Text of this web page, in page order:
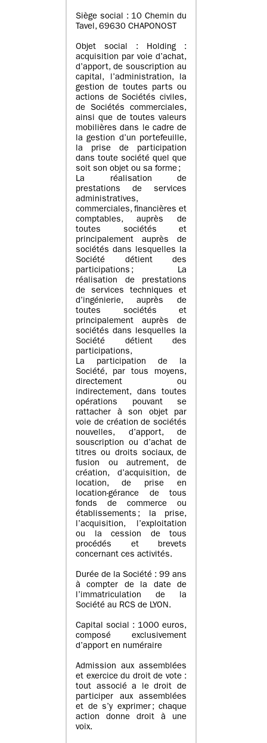
Siège social : 10 Chemin du
Tavel, 69630 CHAPONOST
Objet social : Holding :
acquisition par voie d’achat,
d’apport, de souscription au
capital, l’administration, la
gestion de toutes parts ou
actions de Sociétés civiles,
de Sociétés commerciales,
ainsi que de toutes valeurs
mobilières dans le cadre de
la gestion d’un portefeuille,
la prise de participation
dans toute société quel que
soit son objet ou sa forme ;
La réalisation de
prestations de services
administratives,
commerciales, financières et
comptables, auprès de
toutes sociétés et
principalement auprès de
sociétés dans lesquelles la
Société détient des
participations ; La
réalisation de prestations
de services techniques et
d’ingénierie, auprès de
toutes sociétés et
principalement auprès de
sociétés dans lesquelles la
Société détient des
participations,
La participation de la
Société, par tous moyens,
directement ou
indirectement, dans toutes
opérations pouvant se
rattacher à son objet par
voie de création de sociétés
nouvelles, d’apport, de
souscription ou d’achat de
titres ou droits sociaux, de
fusion ou autrement, de
création, d’acquisition, de
location, de prise en
location-gérance de tous
fonds de commerce ou
établissements ; la prise,
l’acquisition, l’exploitation
ou la cession de tous
procédés et brevets
concernant ces activités.
Durée de la Société : 99 ans
à compter de la date de
l’immatriculation de la
Société au RCS de LYON.
Capital social : 1000 euros,
composé exclusivement
d’apport en numéraire
Admission aux assemblées
et exercice du droit de vote :
tout associé a le droit de
participer aux assemblées
et de s’y exprimer ; chaque
action donne droit à une
voix.